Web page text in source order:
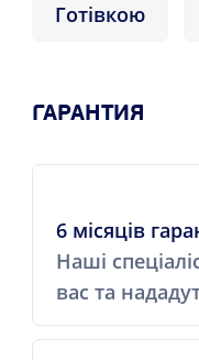
Готівкою
ГАРАНТИЯ
6 місяців
Наші
вас та